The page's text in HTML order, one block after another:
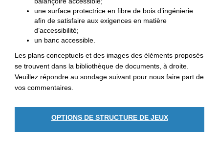
une surface protectrice en fibre de bois d’ingénierie
afin de satisfaire aux exigences en matière
d’accessibilité;
un banc accessible.
Les plans conceptuels et des images des éléments proposés
se trouvent dans la bibliothèque de documents, à droite.
Veuillez répondre au sondage suivant pour nous faire part de
vos commentaires.
OPTIONS DE STRUCTURE DE JEUX